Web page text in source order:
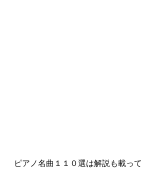
ピアノ名曲１１０選は解説も載って